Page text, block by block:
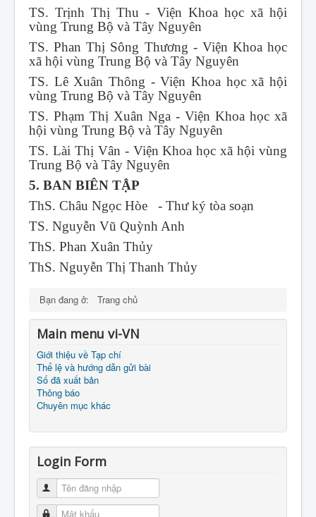
TS. Trịnh Thị Thu - Viện Khoa học xã hội
vùng Trung Bộ và Tây Nguyên
TS. Phan Thị Sông Thương - Viện Khoa học
xã hội vùng Trung Bộ và Tây Nguyên
TS. Lê Xuân Thông - Viện Khoa học xã hội
vùng Trung Bộ và Tây Nguyên
TS. Phạm Thị Xuân Nga - Viện Khoa học xã
hội vùng Trung Bộ và Tây Nguyên
TS. Lài Thị Vân - Viện Khoa học xã hội vùng
Trung Bộ và Tây Nguyên
5. BAN BIÊN TẬP
ThS. Châu Ngọc Hòe - Thư ký tòa soạn
TS. Nguyễn Vũ Quỳnh Anh
ThS. Phan Xuân Thủy
ThS. Nguyễn Thị Thanh Thủy
Bạn đang ở: Trang chủ
Main menu vi-VN
Giới thiệu về Tạp chí
Thể lệ và hướng dẫn gửi bài
Số đã xuất bản
Thông báo
Chuyên mục khác
Login Form
Tên đăng nhập
Mật khẩu